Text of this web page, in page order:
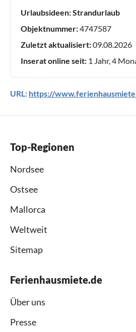
Urlaubsideen:Strandurlaub
Objektnummer:4747587
Zuletzt aktualisiert:09.08.2026
Inserat online seit: 1 Jahr, 4
URL: https://
Top-Regionen
Nordsee
Ostsee
Mallorca
Weltweit
Sitemap
Ferienhausmiete.de
Über uns
Presse